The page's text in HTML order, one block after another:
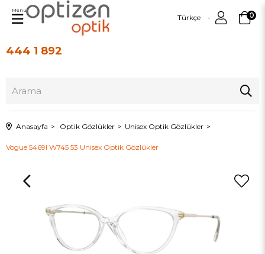
444 1 892
Türkçe 0
Menu
Anasayfa Optik Gözlükler Unisex Optik Gözlükler
Vogue 5469I W745 53 Unisex Optik Gözlükler